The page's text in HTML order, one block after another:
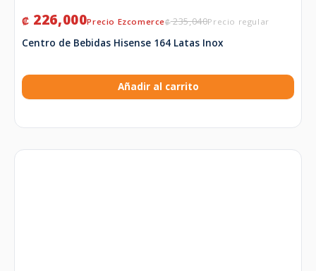
₡235,040
₡ 226,000
Centro de Bebidas Hisense 164 Latas Inox
Añadir al carrito